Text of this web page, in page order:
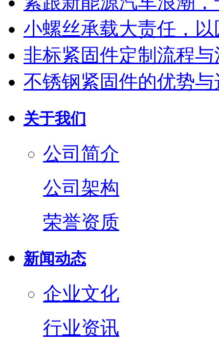
小螺丝承载大责任，
非标紧固件定制流程
不锈钢紧固件的优势
关于我们
公司简介
公司架构
荣誉资质
新闻动态
企业文化
行业资讯